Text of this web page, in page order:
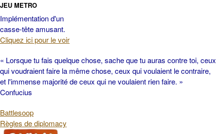
JEU METRO
Implémentation d'un
casse-tête amusant.
Cliquez ici pour le voir
« Lorsque tu fais quelque chose, sache que tu auras contre toi, ceux
qui voudraient faire la même chose, ceux qui voulaient le contraire,
et l'immense majorité de ceux qui ne voulaient rien faire. »
Confucius
Battlesoop
Règles de diplomacy